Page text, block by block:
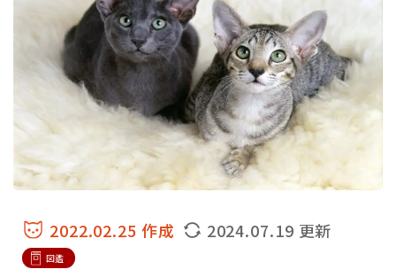
2022.02.25 作成 2024.07.19 更新
図鑑